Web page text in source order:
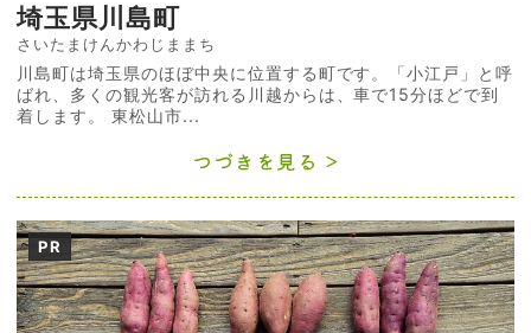
埼玉県川島町
さいたまけんかわじままち
川島町は埼玉県のほぼ中央に位置する町です。「小江戸」と呼
ばれ、多くの観光客が訪れる川越からは、車で15分ほどで到
着します。 東松山市...
つづきを見る
PR